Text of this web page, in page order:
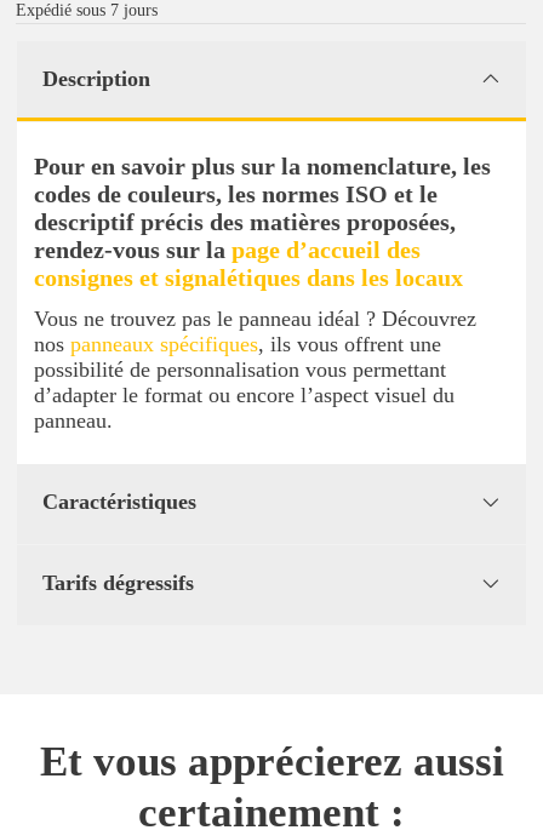
Expédié sous 7 jours
Description
Pour en savoir plus sur la nomenclature, les
codes de couleurs, les normes ISO et le
descriptif précis des matières proposées,
rendez-vous sur la page d’accueil des
consignes et signalétiques dans les locaux
Vous ne trouvez pas le panneau idéal ? Découvrez
nos panneaux spécifiques, ils vous offrent une
possibilité de personnalisation vous permettant
d’adapter le format ou encore l’aspect visuel du
panneau.
Caractéristiques
Tarifs dégressifs
Et vous apprécierez aussi
certainement :